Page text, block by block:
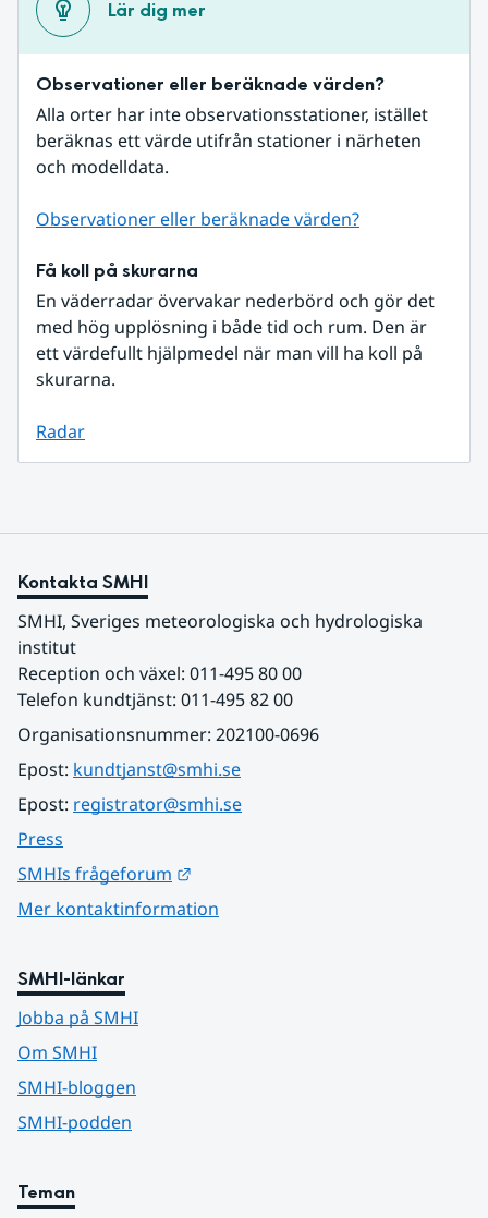
Lär dig mer
Observationer eller beräknade värden?
Alla orter har inte observationsstationer, istället
beräknas ett värde utifrån stationer i närheten
och modelldata.
Observationer eller beräknade värden?
Få koll på skurarna
En väderradar övervakar nederbörd och gör det
med hög upplösning i både tid och rum. Den är
ett värdefullt hjälpmedel när man vill ha koll på
skurarna.
Radar
Kontakta SMHI
SMHI, Sveriges meteorologiska och hydrologiska
institut
Reception och växel: 011-495 80 00
Telefon kundtjänst: 011-495 82 00
Organisationsnummer: 202100-0696
Epost: kundtjanst@smhi.se
Epost: registrator@smhi.se
Press
SMHIs frågeforum
Mer kontaktinformation
SMHI-länkar
Jobba på SMHI
Om SMHI
SMHI-bloggen
SMHI-podden
Teman